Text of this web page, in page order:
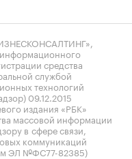
средства
службой
технологий
09.12.2015
издания «РБК»
массовой информации
в сфере связи,
коммуникаций
ЭЛ №ФС77-82385)